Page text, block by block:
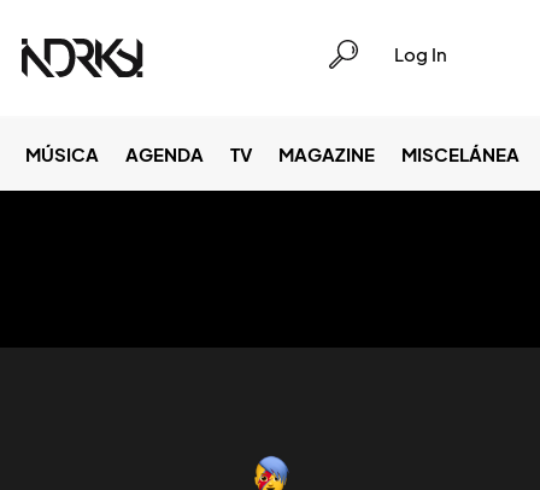
Log In
MÚSICA AGENDA TV MAGAZINE MISCELÁNEA